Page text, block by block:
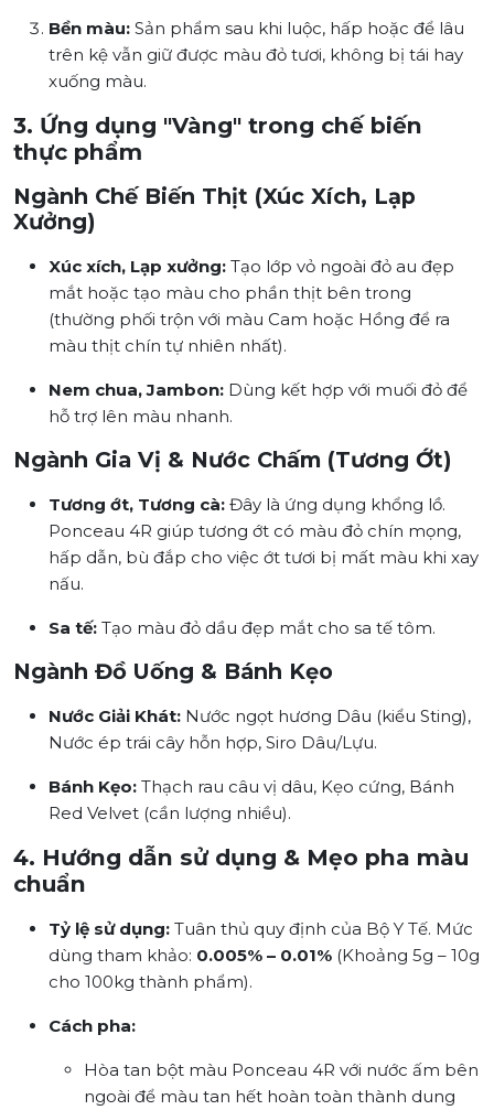
Bền màu: Sản phẩm sau khi luộc, hấp hoặc để lâu
trên kệ vẫn giữ được màu đỏ tươi, không bị tái hay
xuống màu.
3. Ứng dụng "Vàng" trong chế biến
thực phẩm
Ngành Chế Biến Thịt (Xúc Xích, Lạp
Xưởng)
Xúc xích, Lạp xưởng: Tạo lớp vỏ ngoài đỏ au đẹp
mắt hoặc tạo màu cho phần thịt bên trong
(thường phối trộn với màu Cam hoặc Hồng để ra
màu thịt chín tự nhiên nhất).
Nem chua, Jambon: Dùng kết hợp với muối đỏ để
hỗ trợ lên màu nhanh.
Ngành Gia Vị & Nước Chấm (Tương Ớt)
Tương ớt, Tương cà: Đây là ứng dụng khổng lồ.
Ponceau 4R giúp tương ớt có màu đỏ chín mọng,
hấp dẫn, bù đắp cho việc ớt tươi bị mất màu khi xay
nấu.
Sa tế: Tạo màu đỏ dầu đẹp mắt cho sa tế tôm.
Ngành Đồ Uống & Bánh Kẹo
Nước Giải Khát: Nước ngọt hương Dâu (kiểu Sting),
Nước ép trái cây hỗn hợp, Siro Dâu/Lựu.
Bánh Kẹo: Thạch rau câu vị dâu, Kẹo cứng, Bánh
Red Velvet (cần lượng nhiều).
4. Hướng dẫn sử dụng & Mẹo pha màu
chuẩn
Tỷ lệ sử dụng: Tuân thủ quy định của Bộ Y Tế. Mức
dùng tham khảo: 0.005% – 0.01% (Khoảng 5g – 10g
cho 100kg thành phẩm).
Cách pha:
Hòa tan bột màu Ponceau 4R với nước ấm bên
ngoài để màu tan hết hoàn toàn thành dung